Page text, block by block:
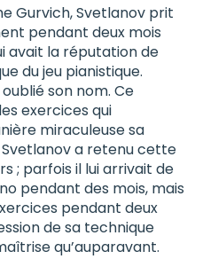
Gurvich, Svetlanov prit
pendant deux mois
avait la réputation de
du jeu pianistique.
son nom. Ce
exercices qui
miraculeuse sa
a retenu cette
; parfois il lui arrivait de
pendant des mois, mais
pendant deux
de sa technique
qu’auparavant.